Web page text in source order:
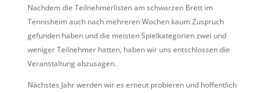
Nachdem die Teilnehmerlisten am schwarzen Brett im
Tennisheim auch nach mehreren Wochen kaum Zuspruch
gefunden haben und die meisten Spielkategorien zwei und
weniger Teilnehmer hatten, haben wir uns entschlossen die
Veranstaltung abzusagen.
Nächstes Jahr werden wir es erneut probieren und hoffentlich